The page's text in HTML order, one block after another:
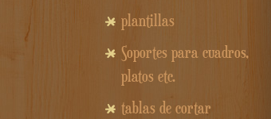
plantillas
Soportes para cuadros,
platos etc.
tablas de cortar